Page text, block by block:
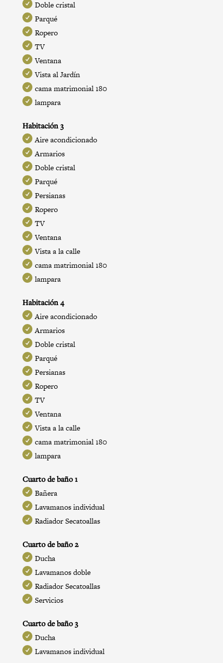
Doble cristal
Parqué
Ropero
TV
Ventana
Vista al Jardín
cama matrimonial 180
lampara
Habitación 3
Aire acondicionado
Armarios
Doble cristal
Parqué
Persianas
Ropero
TV
Ventana
Vista a la calle
cama matrimonial 180
lampara
Habitación 4
Aire acondicionado
Armarios
Doble cristal
Parqué
Persianas
Ropero
TV
Ventana
Vista a la calle
cama matrimonial 180
lampara
Cuarto de baño 1
Bañera
Lavamanos individual
Radiador Secatoallas
Cuarto de baño 2
Ducha
Lavamanos doble
Radiador Secatoallas
Servicios
Cuarto de baño 3
Ducha
Lavamanos individual